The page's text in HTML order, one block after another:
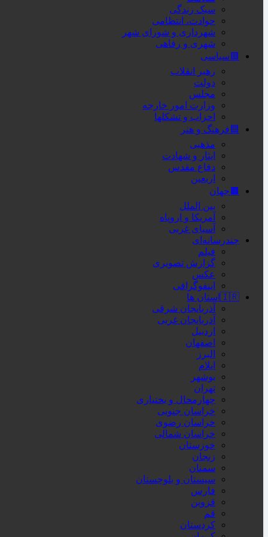
سبک زندگی
حوادث، انتظامی
شهرداری و شورای شهر
شهری و رفاهی
🟥سیاسی
رهبر انقلاب
دولت
مجلس
وزارت امور خارجه
احزاب و تشکلها
🟦فرهنگ و هنر
مذهبی
ایثار و شهادت
دفاع مقدس
اربعین
🟫جهان
بین الملل
آمریکا و اروپاه
آسیای غربی
چندرسانه‌ای
فیلم
گزارش تصویری
عکس
اینفوگرافی
🇮🇷استان ها
آذربایجان شرقی
آذربایجان غربی
اردبیل
اصفهان
البرز
ایلام
بوشهر
تهران
چهارمحال و بختیاری
خراسان جنوبی
خراسان رضوی
خراسان شمالی
خوزستان
زنجان
سمنان
سیستان و بلوچستان
فارس
قزوین
قم
کردستان